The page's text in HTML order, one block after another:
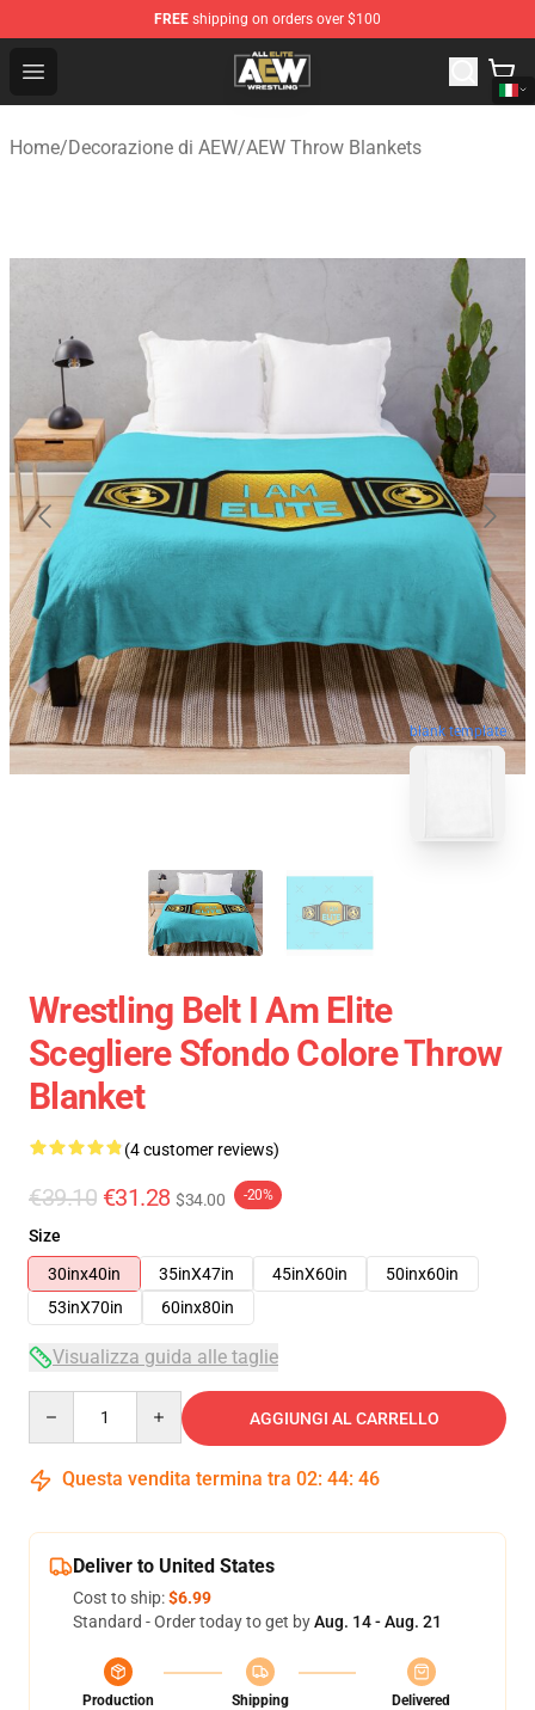
FREE shipping on orders over $100
Open menu
Aew Shop ⚡️ Official Aew Merchandise Store
Home/Decorazione di AEW/AEW Throw Blankets
blank template
Wrestling Belt I Am Elite
Scegliere Sfondo Colore Throw
Blanket
(4 customer reviews)
€39.10 €31.28 $34.00 -20%
Size
30inx40in
35inX47in 45inX60in
50inx60in
53inX70in
60inx80in
Visualizza guida alle taglie
AGGIUNGI AL CARRELLO
Questa vendita termina tra 02: 44: 46
Deliver to United States
Cost to ship:$6.99
Standard - Order today to get byAug. 14 - Aug. 21
Production
Shipping
Delivered